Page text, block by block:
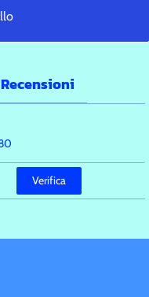
Recensioni
Verifica